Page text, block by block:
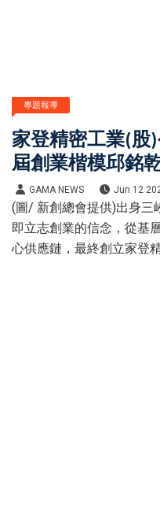
專題報導
家登精密工業(股
屆創業楷模邱銘
業基因、17歲就
GAMA NEWS Jun 12
(圖/ 新創總會提供)出身三
即立志創業的信念，從基
心供應鏈，最終創立家登